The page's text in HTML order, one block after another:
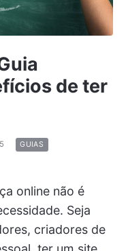
de ter
GUIAS
online não é
Seja
criadores de